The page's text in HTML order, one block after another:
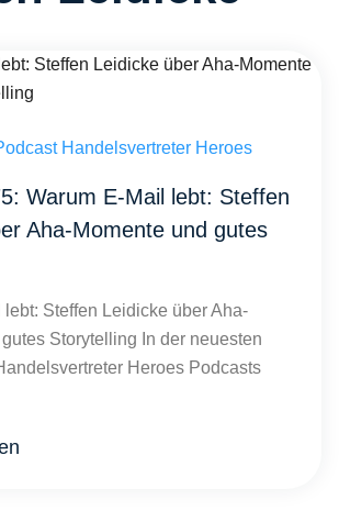
28.08.2024
Handelsvertreter Heroes
Warum E-Mail lebt: Steffen
Aha-Momente und gutes
lebt: Steffen Leidicke über Aha-
Storytelling In der neuesten
Heroes Podcasts